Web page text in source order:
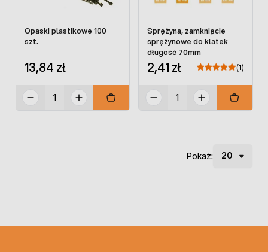
Opaski plastikowe 100
szt.
13,84 zł
Sprężyna, zamknięcie
sprężynowe do klatek
długość 70mm
2,41 zł (1)
Pokaż: